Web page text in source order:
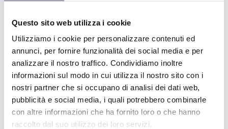
Questo sito web utilizza i cookie
Utilizziamo i cookie per personalizzare contenuti ed
annunci, per fornire funzionalità dei social media e per
analizzare il nostro traffico. Condividiamo inoltre
informazioni sul modo in cui utilizza il nostro sito con i
nostri partner che si occupano di analisi dei dati web,
pubblicità e social media, i quali potrebbero combinarle
con altre informazioni che ha fornito loro o che hanno
raccolto dal suo utilizzo dei loro servizi.
elegante senza eccessi calorici.
Prova per esempio a confrontare i piatti che ti
proponiamo con alcuni tipici piatti della tradizione
calorie alla mano: c’è una bella differenza in fatto di
apporto calorico, ma certo non di gusto!